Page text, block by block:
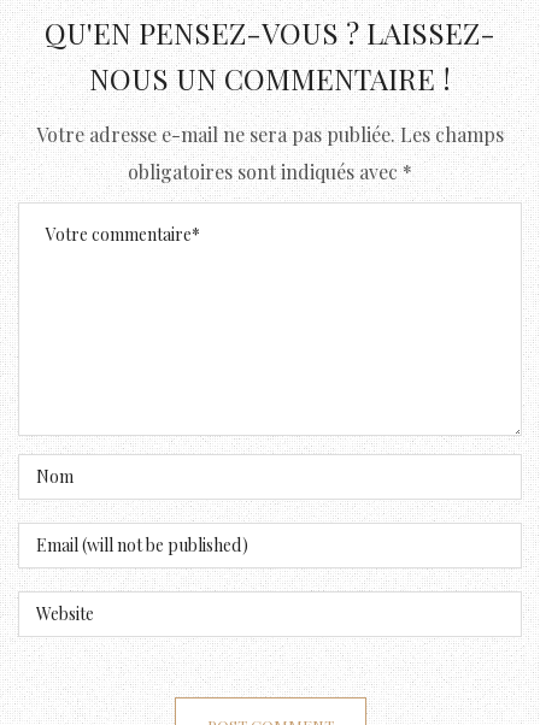
QU'EN PENSEZ-VOUS ? LAISSEZ-
NOUS UN COMMENTAIRE !
Votre adresse e-mail ne sera pas publiée. Les champs
obligatoires sont indiqués avec*